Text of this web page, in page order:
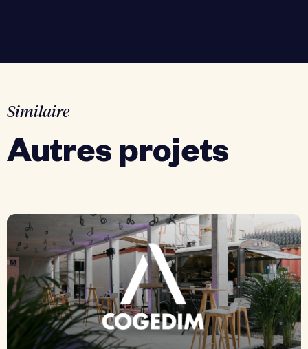
Similaire
Autres projets